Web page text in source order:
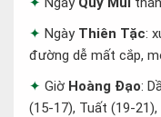
Ngày Thiên Tặc:
đường dễ mất cắp,
Giờ Hoàng Đạo:
(15-17), Tuất (19-21),